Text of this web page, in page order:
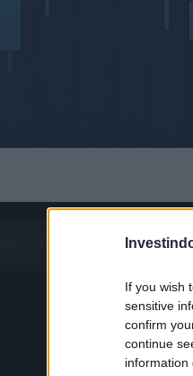
If you wish
sensitive
confirm
continue
information
1/4